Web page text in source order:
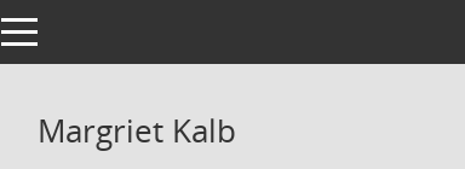
Toggle navigation
Margriet Kalb